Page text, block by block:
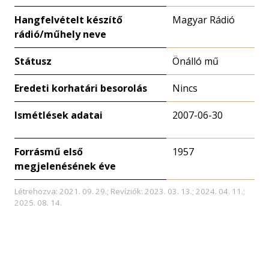
Hangfelvételt készítő
rádió/műhely neve
Magyar Rádió
Státusz Önálló mű
Eredeti korhatári besorolás Nincs
Ismétlések adatai 2007-06-30
Forrásmű első
megjelenésének éve
1957
Létrehozva: 2021. 09. 29.; Revíziók: 2023. 03. 13.; 2024. 04. 11.;
2025. 08. 14.